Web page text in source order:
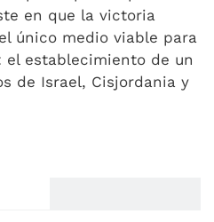
en que la victoria
único medio viable para
establecimiento de un
de Israel, Cisjordania y